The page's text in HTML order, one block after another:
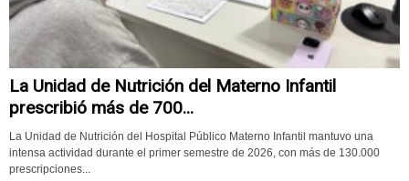
La Unidad de Nutrición del Materno Infantil
prescribió más de 700...
La Unidad de Nutrición del Hospital Público Materno Infantil mantuvo una
intensa actividad durante el primer semestre de 2026, con más de 130.000
prescripciones...